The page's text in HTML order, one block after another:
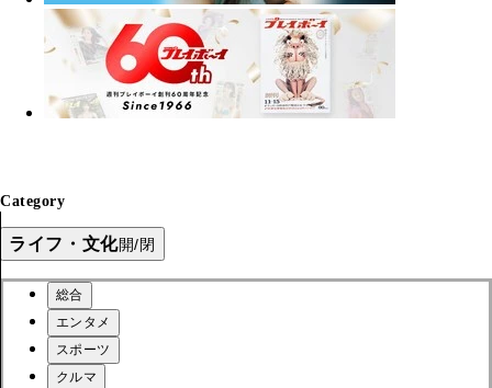
Category
ライフ・文化開/閉
総合
エンタメ
スポーツ
クルマ